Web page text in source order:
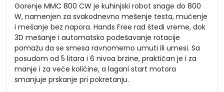
Gorenje MMC 800 CW je kuhinjski robot snage do 800
W, namenjen za svakodnevno mešenje testa, mućenje
i mešanje bez napora. Hands Free rad štedi vreme, dok
3D mešanje i automatsko podešavanje rotacije
pomažu da se smesa ravnomerno umuti ili umesi. Sa
posudom od 5 litara i 6 nivoa brzine, praktičan je i za
manje i za veće količine, a lagani start motora
smanjuje prskanje pri pokretanju.